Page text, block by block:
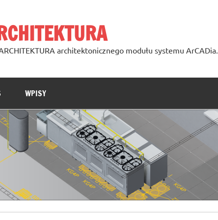
architektonicznego modułu systemu ArCADia.
WPISY